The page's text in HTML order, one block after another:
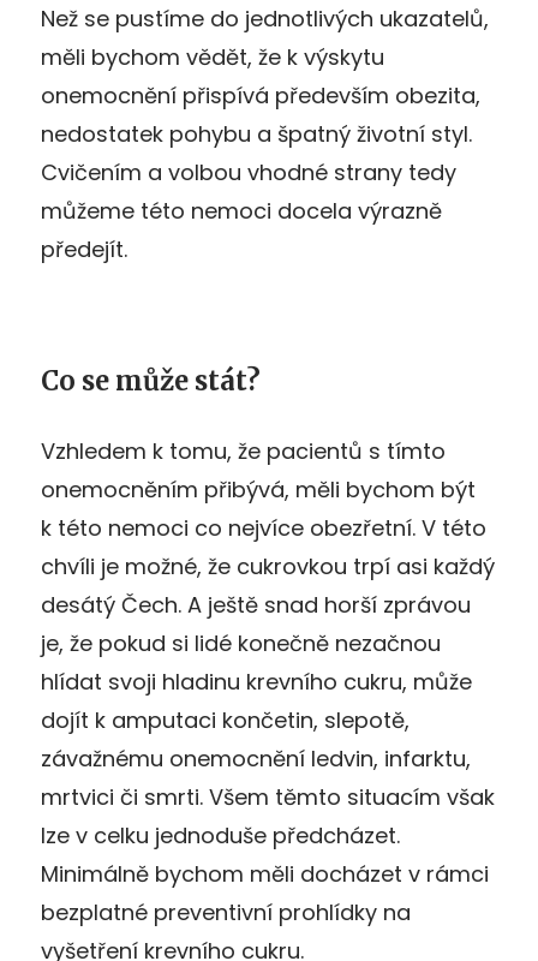
Než se pustíme do jednotlivých ukazatelů,
měli bychom vědět, že k výskytu
onemocnění přispívá především obezita,
nedostatek pohybu a špatný životní styl.
Cvičením a volbou vhodné strany tedy
můžeme této nemoci docela výrazně
předejít.
Co se může stát?
Vzhledem k tomu, že pacientů s tímto
onemocněním přibývá, měli bychom být
k této nemoci co nejvíce obezřetní. V této
chvíli je možné, že cukrovkou trpí asi každý
desátý Čech. A ještě snad horší zprávou
je, že pokud si lidé konečně nezačnou
hlídat svoji hladinu krevního cukru, může
dojít k amputaci končetin, slepotě,
závažnému onemocnění ledvin, infarktu,
mrtvici či smrti. Všem těmto situacím však
lze v celku jednoduše předcházet.
Minimálně bychom měli docházet v rámci
bezplatné preventivní prohlídky na
vyšetření krevního cukru.